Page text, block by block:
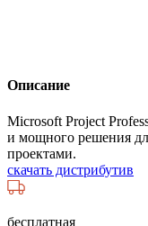
Описание
Microsoft Project
и мощного решения
проектами.
скачать дистрибутив
бесплатная